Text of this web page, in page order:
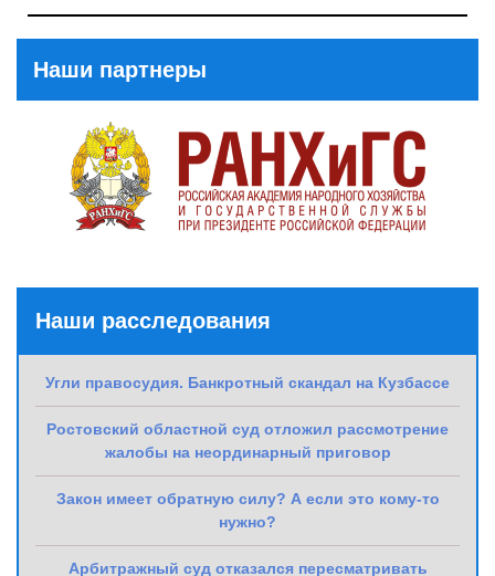
Наши партнеры
Наши расследования
Угли правосудия. Банкротный скандал на Кузбассе
Ростовский областной суд отложил рассмотрение
жалобы на неординарный приговор
Закон имеет обратную силу? А если это кому-то
нужно?
Арбитражный суд отказался пересматривать